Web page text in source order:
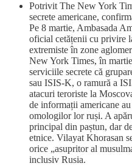
Potrivit The New York
secrete americane,
Pe 8 martie, Ambasada
oficial cetățenii cu privire
extremiste în zone
New York Times, în
serviciile secrete că
sau ISIS-K, o ramură a
atacuri teroriste la
de informații americane
omologilor lor ruși. A
principal din paștun, dar
etnice. Vilayat Khorasan
orice „asupritor al
inclusiv Rusia.